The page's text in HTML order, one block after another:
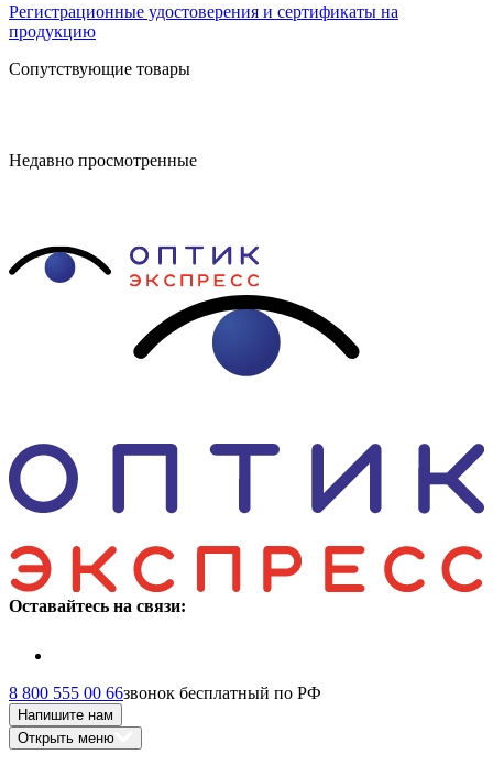
Регистрационные удостоверения и сертификаты на
продукцию
Сопутствующие товары
Недавно просмотренные
Оставайтесь на связи:
8 800 555 00 66звонок бесплатный по РФ
Напишите нам
Открыть меню